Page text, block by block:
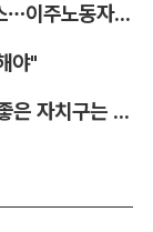
[르포] 선풍기 하나 없는 39도 비닐하우스…이주노동자의 '악몽같은 폭염'
야"
'무더위도 함께 피하개'…반려견과 살기 좋은 자치구는 어디